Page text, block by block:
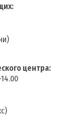
центра: